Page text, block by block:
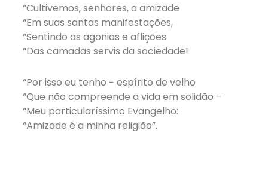
“Cultivemos, senhores, a amizade
“Em suas santas manifestações,
“Sentindo as agonias e aflições
“Das camadas servis da sociedade!
“Por isso eu tenho − espírito de velho
“Que não compreende a vida em solidão –
“Meu particularíssimo Evangelho:
“Amizade é a minha religião”.